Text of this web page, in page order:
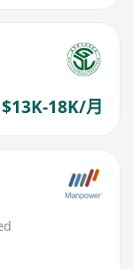
$13K-18K/月